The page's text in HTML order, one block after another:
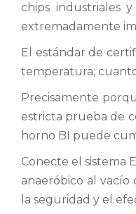
chips industriales
extremadamente
El estándar de
temperatura;
Precisamente
estricta prueba de
horno BI puede
Conecte el sistema
anaeróbico al
la seguridad y el